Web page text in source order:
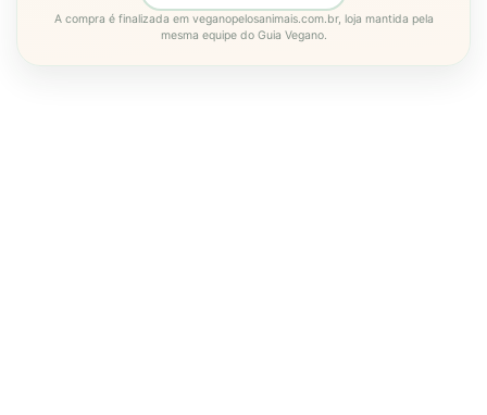
A compra é finalizada em veganopelosanimais.com.br, loja mantida pela
mesma equipe do Guia Vegano.